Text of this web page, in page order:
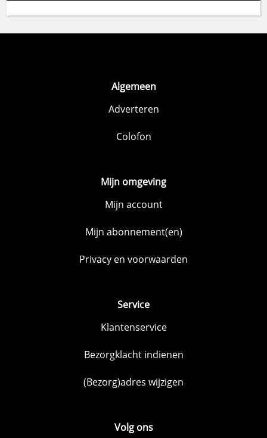
Algemeen
Adverteren
Colofon
Mijn omgeving
Mijn account
Mijn abonnement(en)
Privacy en voorwaarden
Service
Klantenservice
Bezorgklacht indienen
(Bezorg)adres wijzigen
Volg ons